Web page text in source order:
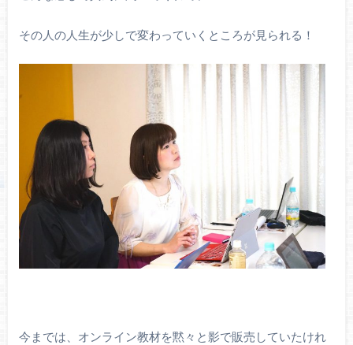
その人の人生が少しで変わっていくところが見られる！
今までは、オンライン教材を黙々と影で販売していたけれ